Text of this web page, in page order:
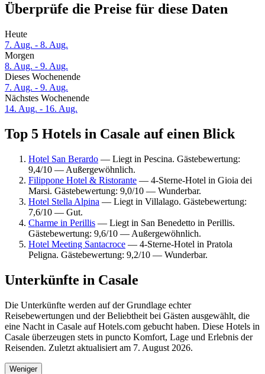
Überprüfe die Preise für diese Daten
Heute
7. Aug. - 8. Aug.
Morgen
8. Aug. - 9. Aug.
Dieses Wochenende
7. Aug. - 9. Aug.
Nächstes Wochenende
14. Aug. - 16. Aug.
Top 5 Hotels in Casale auf einen Blick
Hotel San Berardo — Liegt in Pescina. Gästebewertung:
9,4/10 — Außergewöhnlich.
Filippone Hotel & Ristorante — 4-Sterne-Hotel in Gioia dei
Marsi. Gästebewertung: 9,0/10 — Wunderbar.
Hotel Stella Alpina — Liegt in Villalago. Gästebewertung:
7,6/10 — Gut.
Charme in Perillis — Liegt in San Benedetto in Perillis.
Gästebewertung: 9,6/10 — Außergewöhnlich.
Hotel Meeting Santacroce — 4-Sterne-Hotel in Pratola
Peligna. Gästebewertung: 9,2/10 — Wunderbar.
Unterkünfte in Casale
Die Unterkünfte werden auf der Grundlage echter
Reisebewertungen und der Beliebtheit bei Gästen ausgewählt, die
eine Nacht in Casale auf Hotels.com gebucht haben. Diese Hotels in
Casale überzeugen stets in puncto Komfort, Lage und Erlebnis der
Reisenden. Zuletzt aktualisiert am 7. August 2026.
Weniger